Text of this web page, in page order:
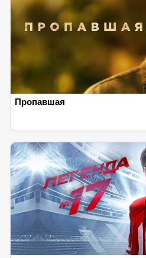
Пропавшая